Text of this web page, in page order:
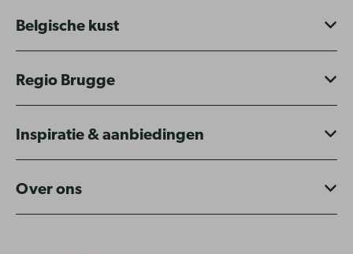
Belgische kust
Regio Brugge
Inspiratie & aanbiedingen
Over ons